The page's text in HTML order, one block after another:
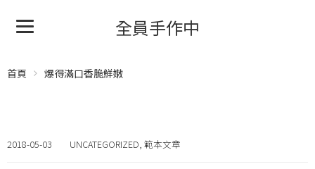
全員手作中
首頁 爆得滿口香脆鮮嫩
2018-05-03 UNCATEGORIZED, 範本文章